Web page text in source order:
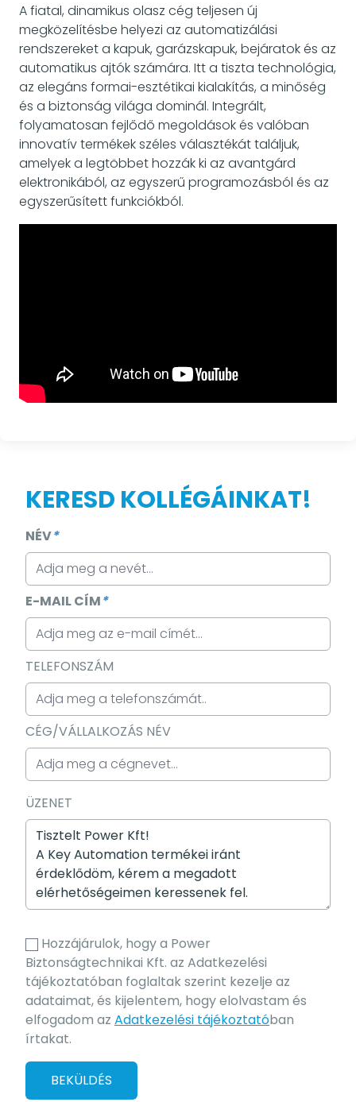
A fiatal, dinamikus olasz cég teljesen új
megközelítésbe helyezi az automatizálási
rendszereket a kapuk, garázskapuk, bejáratok és az
automatikus ajtók számára. Itt a tiszta technológia,
az elegáns formai-esztétikai kialakítás, a minőség
és a biztonság világa dominál. Integrált,
folyamatosan fejlődő megoldások és valóban
innovatív termékek széles választékát találjuk,
amelyek a legtöbbet hozzák ki az avantgárd
elektronikából, az egyszerű programozásból és az
egyszerűsített funkciókból.
KERESD KOLLÉGÁINKAT!
NÉV*
E-MAIL CÍM*
TELEFONSZÁM
CÉG/VÁLLALKOZÁS NÉV
ÜZENET
Hozzájárulok, hogy a Power
Biztonságtechnikai Kft. az Adatkezelési
tájékoztatóban foglaltak szerint kezelje az
adataimat, és kijelentem, hogy elolvastam és
elfogadom az Adatkezelési tájékoztatóban
írtakat.
BEKÜLDÉS